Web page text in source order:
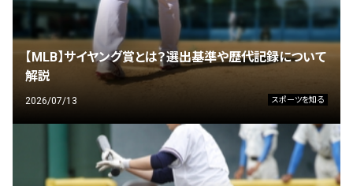
【MLB】サイヤング賞とは？選出基準や歴代記録について
解説
2026/07/13 スポーツを知る